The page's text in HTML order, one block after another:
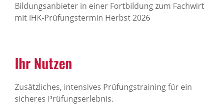
Bildungsanbieter in einer Fortbildung zum Fachwirt
mit IHK-Prüfungstermin Herbst 2026
Ihr Nutzen
Zusätzliches, intensives Prüfungstraining für ein
sicheres Prüfungserlebnis.